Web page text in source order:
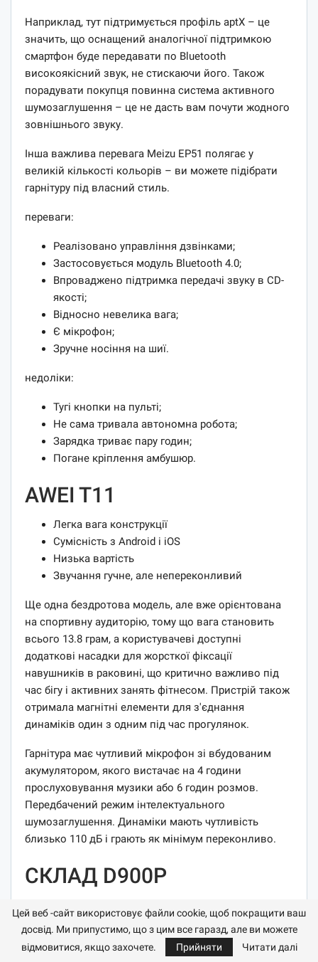
Наприклад, тут підтримується профіль aptX – це
значить, що оснащений аналогічної підтримкою
смартфон буде передавати по Bluetooth
високоякісний звук, не стискаючи його. Також
порадувати покупця повинна система активного
шумозаглушення – це не дасть вам почути жодного
зовнішнього звуку.
Інша важлива перевага Meizu EP51 полягає у
великій кількості кольорів – ви можете підібрати
гарнітуру під власний стиль.
переваги:
Реалізовано управління дзвінками;
Застосовується модуль Bluetooth 4.0;
Впроваджено підтримка передачі звуку в CD-
якості;
Відносно невелика вага;
Є мікрофон;
Зручне носіння на шиї.
недоліки:
Тугі кнопки на пульті;
Не сама тривала автономна робота;
Зарядка триває пару годин;
Погане кріплення амбушюр.
AWEI T11
Легка вага конструкції
Сумісність з Android і iOS
Низька вартість
Звучання гучне, але непереконливий
Ще одна бездротова модель, але вже орієнтована
на спортивну аудиторію, тому що вага становить
всього 13.8 грам, а користувачеві доступні
додаткові насадки для жорсткої фіксації
навушників в раковині, що критично важливо під
час бігу і активних занять фітнесом. Пристрій також
отримала магнітні елементи для з'єднання
динаміків один з одним під час прогулянок.
Гарнітура має чутливий мікрофон зі вбудованим
акумулятором, якого вистачає на 4 години
прослуховування музики або 6 годин розмов.
Передбачений режим інтелектуального
шумозаглушення. Динаміки мають чутливість
близько 110 дБ і грають як мінімум переконливо.
СКЛАД D900P
Цей веб -сайт використовує файли cookie, щоб покращити ваш
досвід. Ми припустимо, що з цим все гаразд, але ви можете
відмовитися, якщо захочете.
Прийняти Читати далі